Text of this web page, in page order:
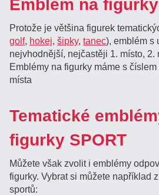
Emblém na
Protože je většina figurek
golf, hokej,šipky,tanec), emblém s
nejvhodnější, nejčastěji 1. místo, 2.
Emblémy na figurky máme s
místa
Tematické
figurky SPORT
Můžete však zvolit i emblémy
figurky. Vybrat si můžete například
sportů: